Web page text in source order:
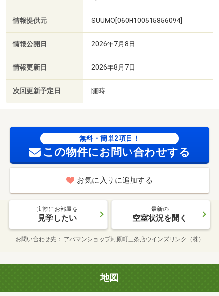
情報提供元 SUUMO[060H100515856094]
情報公開日 2026年7月8日
情報更新日 2026年8月7日
次回更新予定日 随時
無料・簡単2項目！
この物件にお問い合わせする
お気に入りに追加する
実際にお部屋を
見学したい
最新の
空室状況を聞く
お問い合わせ先 アパマンショップ河原町三条店ウインズリンク（株）
地図